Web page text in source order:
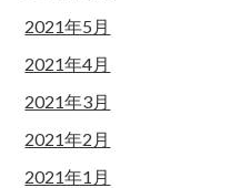
2021年5月
2021年4月
2021年3月
2021年2月
2021年1月